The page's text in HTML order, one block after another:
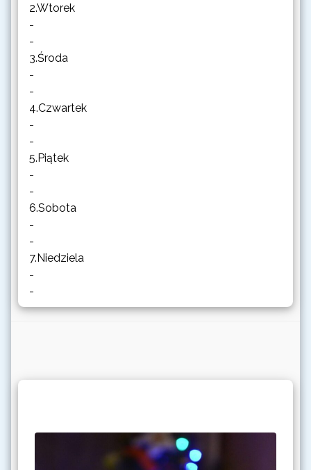
2.Wtorek
-
-
3.Środa
-
-
4.Czwartek
-
-
5.Piątek
-
-
6.Sobota
-
-
7.Niedziela
-
-